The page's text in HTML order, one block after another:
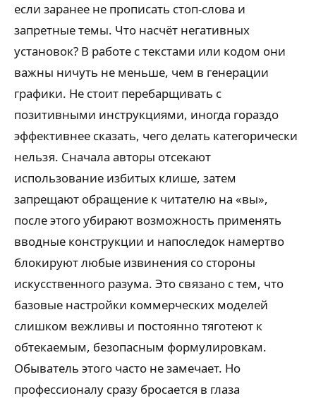
если заранее не прописать стоп-слова и
запретные темы. Что насчёт негативных
установок? В работе с текстами или кодом они
важны ничуть не меньше, чем в генерации
графики. Не стоит перебарщивать с
позитивными инструкциями, иногда гораздо
эффективнее сказать, чего делать категорически
нельзя. Сначала авторы отсекают
использование избитых клише, затем
запрещают обращение к читателю на «вы»,
после этого убирают возможность применять
вводные конструкции и напоследок намертво
блокируют любые извинения со стороны
искусственного разума. Это связано с тем, что
базовые настройки коммерческих моделей
слишком вежливы и постоянно тяготеют к
обтекаемым, безопасным формулировкам.
Обыватель этого часто не замечает. Но
профессионалу сразу бросается в глаза